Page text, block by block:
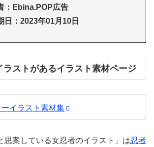
：Ebina.POP広告
日：2023年01月10日
ラストがあるイラスト素材ページ
イラスト素材集
思案している女忍者のイラスト」は忍者